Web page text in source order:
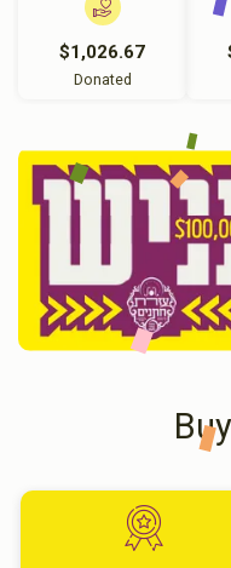
$1,026.67
Donated